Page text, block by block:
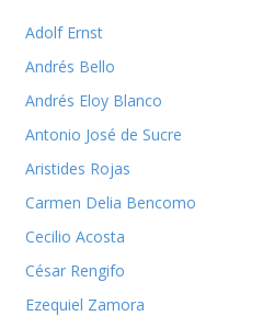
Adolf Ernst
Andrés Bello
Andrés Eloy Blanco
Antonio José de Sucre
Aristides Rojas
Carmen Delia Bencomo
Cecilio Acosta
César Rengifo
Ezequiel Zamora